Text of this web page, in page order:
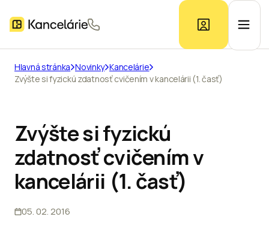
Ponuka kancelárií
Prieskum trhu
Kontakt
Hlavná stránka Novinky Kancelárie
Zvýšte si fyzickú zdatnosť cvičením v kancelárii (1. časť)
Zvýšte si fyzickú
zdatnosť cvičením v
kancelárii (1. časť)
05. 02. 2016